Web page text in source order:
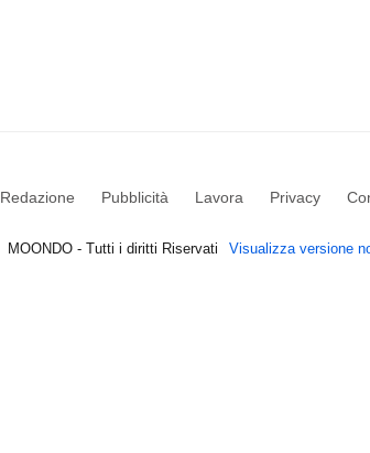
Redazione Pubblicità Lavora Privacy
MOONDO - Tutti i diritti Riservati Visualizza versione